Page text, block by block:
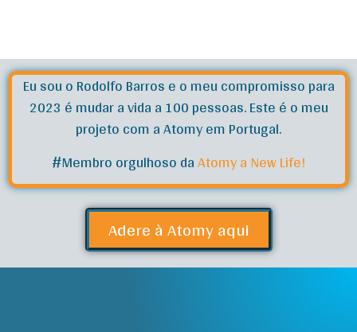
Eu sou o Rodolfo Barros e o meu compromisso para
2023 é mudar a vida a 100 pessoas. Este é o meu
projeto com a Atomy em Portugal.
#Membro orgulhoso daAtomy a New Life!
Adere à Atomy aqui